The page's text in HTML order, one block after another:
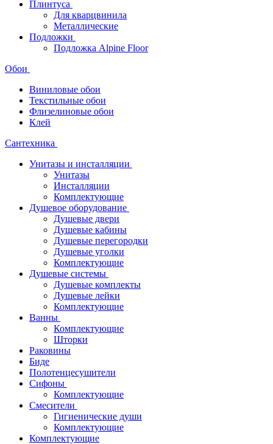
Плинтуса
Для кварцвинила
Металлические
Подложки
Подложка Alpine Floor
Обои
Виниловые обои
Текстильные обои
Флизелиновые обои
Клей
Сантехника
Унитазы и инсталляции
Унитазы
Инсталляции
Комплектующие
Душевое оборудование
Душевые двери
Душевые кабины
Душевые перегородки
Душевые уголки
Комплектующие
Душевые системы
Душевые комплекты
Душевые лейки
Комплектующие
Ванны
Комплектующие
Шторки
Раковины
Биде
Полотенцесушители
Сифоны
Комплектующие
Смесители
Гигиенические души
Комплектующие
Комплектующие